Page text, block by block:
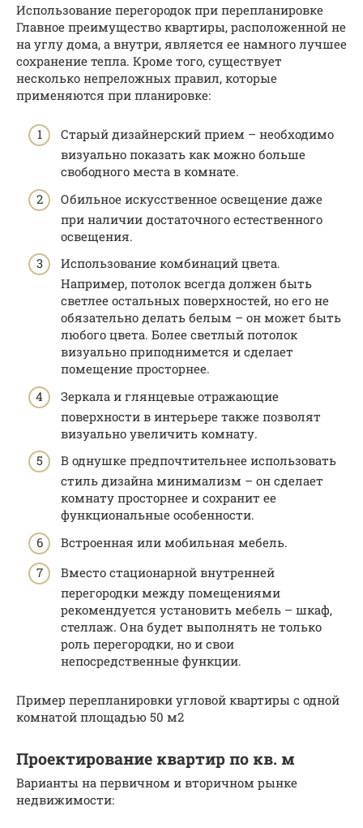
Использование перегородок при перепланировке
Главное преимущество квартиры, расположенной не
на углу дома, а внутри, является ее намного лучшее
сохранение тепла. Кроме того, существует
несколько непреложных правил, которые
применяются при планировке:
Старый дизайнерский прием – необходимо
визуально показать как можно больше
свободного места в комнате.
Обильное искусственное освещение даже
при наличии достаточного естественного
освещения.
Использование комбинаций цвета.
Например, потолок всегда должен быть
светлее остальных поверхностей, но его не
обязательно делать белым – он может быть
любого цвета. Более светлый потолок
визуально приподнимется и сделает
помещение просторнее.
Зеркала и глянцевые отражающие
поверхности в интерьере также позволят
визуально увеличить комнату.
В однушке предпочтительнее использовать
стиль дизайна минимализм – он сделает
комнату просторнее и сохранит ее
функциональные особенности.
Встроенная или мобильная мебель.
Вместо стационарной внутренней
перегородки между помещениями
рекомендуется установить мебель – шкаф,
стеллаж. Она будет выполнять не только
роль перегородки, но и свои
непосредственные функции.
Пример перепланировки угловой квартиры с одной
комнатой площадью 50 м2
Проектирование квартир по кв. м
Варианты на первичном и вторичном рынке
недвижимости: